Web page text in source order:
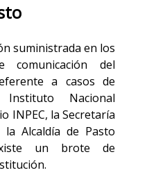
suministrada en los
comunicación del
a casos de
Nacional
INPEC, la Secretaría
Alcaldía de Pasto
un brote de